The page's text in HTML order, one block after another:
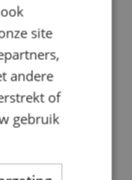
voor het
site
andere
of
gebruik